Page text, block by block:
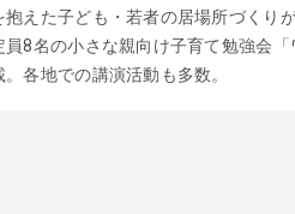
抱えた子ども・若者の居場所づくり
員8名の小さな親向け子育て勉強会
。各地での講演活動も多数。